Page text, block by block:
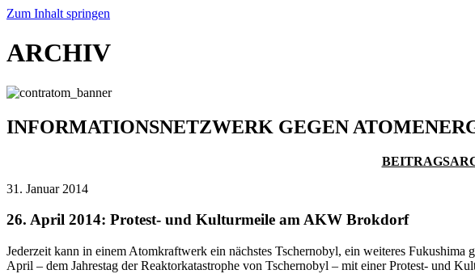
Zum Inhalt springen
ARCHIV
INFORMATIONSNETZWERK GEGEN
31. Januar 2014
26. April 2014: Protest- und Kulturmeile am AKW Brokdorf
Jederzeit kann in einem Atomkraftwerk ein nächstes Tschernobyl, ein weiteres
April – dem Jahrestag der Reaktorkatastrophe von Tschernobyl – mit einer Protest- und